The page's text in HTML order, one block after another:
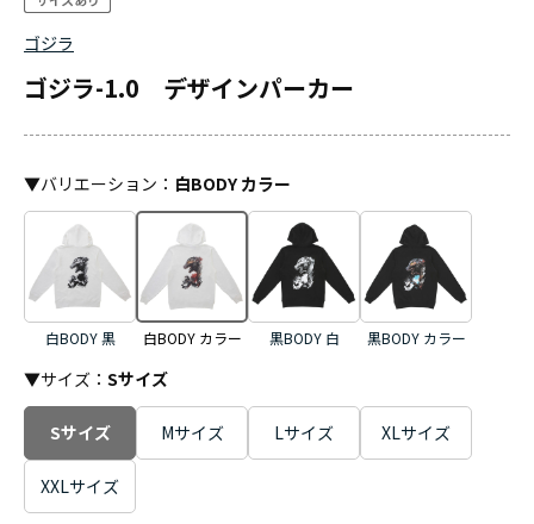
ゴジラ
ゴジラ-1.0 デザインパーカー
▼バリエーション ： 白BODY カラー
白BODY 黒 白BODY カラー 黒BODY 白 黒BODY カラー
▼サイズ： Sサイズ
Sサイズ Mサイズ Lサイズ XLサイズ
XXLサイズ